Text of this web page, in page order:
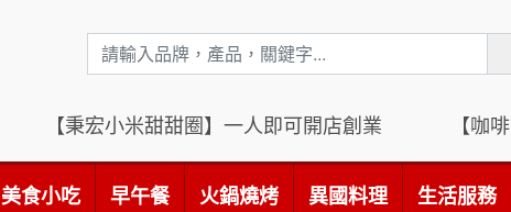
【秉宏小米甜甜圈】一人即可開店創業
美食小吃 早午餐 火鍋燒烤 異國料理 生活服務